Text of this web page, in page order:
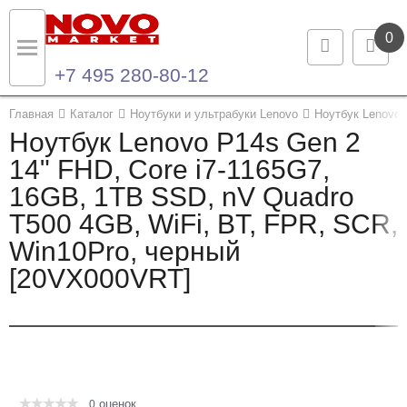
0
+7 495 280-80-12
Главная Каталог Ноутбуки и ультрабуки Lenovo Ноутбук
Ноутбук Lenovo P14s Gen 2
14" FHD, Core i7-1165G7,
16GB, 1TB SSD, nV Quadro
T500 4GB, WiFi, BT, FPR, SCR,
Win10Pro, черный
[20VX000VRT]
0 оценок
Назад
Каталог продукции
Ноутбуки и ультрабуки
Компьютеры
Моноблоки
Назад
Контакты
Контактная информация